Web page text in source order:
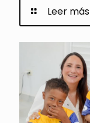
Leer más